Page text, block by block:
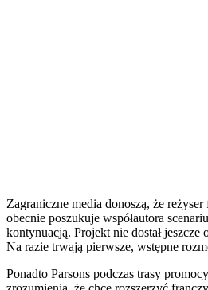
Zagraniczne media donoszą, że reżyser
obecnie poszukuje współautora
kontynuacją. Projekt nie dostał jeszcze
Na razie trwają pierwsze, wstępne
Ponadto Parsons podczas trasy